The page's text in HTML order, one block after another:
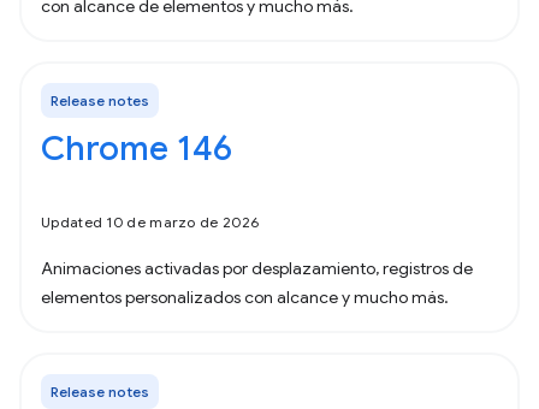
con alcance de elementos y mucho más.
Release notes
Chrome 146
Updated 10 de marzo de 2026
Animaciones activadas por desplazamiento, registros de
elementos personalizados con alcance y mucho más.
Release notes